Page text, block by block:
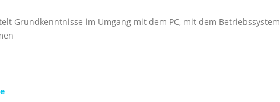
Grundkenntnisse im Umgang mit dem PC, mit dem Betriebssystem